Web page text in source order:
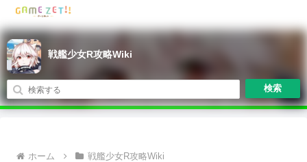
戦艦少女R攻略Wiki
検索
ホーム 戦艦少女R攻略Wiki